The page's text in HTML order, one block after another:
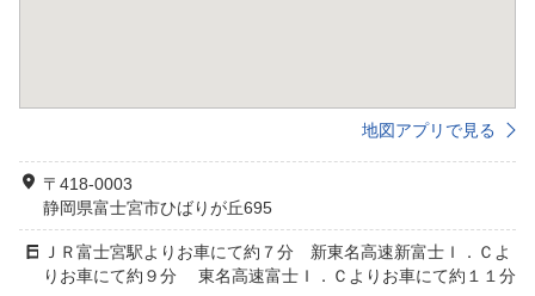
地図アプリで見る
〒418-0003
静岡県富士宮市ひばりが丘695
ＪＲ富士宮駅よりお車にて約７分 新東名高速新富士Ｉ．Ｃよ
りお車にて約９分 東名高速富士Ｉ．Ｃよりお車にて約１１分